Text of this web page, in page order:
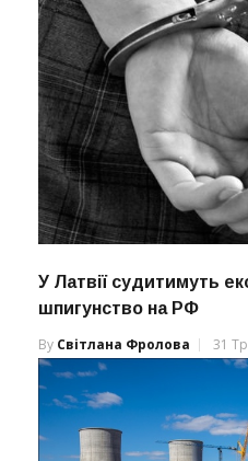
У Латвії судитимуть
шпигунство на РФ
By Світлана Фролова 31